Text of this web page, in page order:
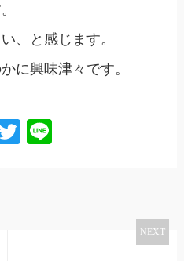
、と感じます。
に興味津々です。
Twitter
NEXT